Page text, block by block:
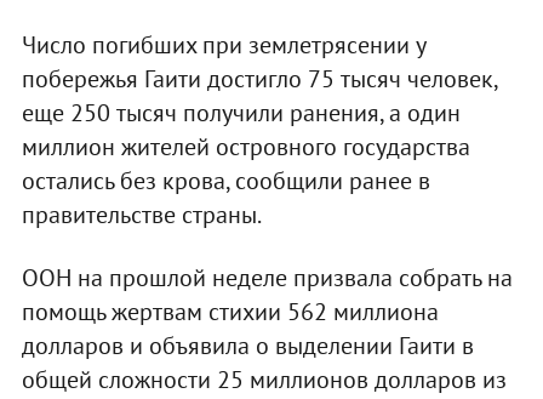
Число погибших при землетрясении у
побережья Гаити достигло 75 тысяч человек,
еще 250 тысяч получили ранения, а один
миллион жителей островного государства
остались без крова, сообщили ранее в
правительстве страны.
ООН на прошлой неделе призвала собрать на
помощь жертвам стихии 562 миллиона
долларов и объявила о выделении Гаити в
общей сложности 25 миллионов долларов из